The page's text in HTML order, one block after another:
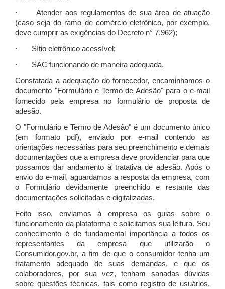
· Atender aos regulamentos de sua área de atuação
(caso seja do ramo de comércio eletrônico, por exemplo,
deve cumprir as exigências do Decreto n° 7.962);
· Sítio eletrônico acessível;
· SAC funcionando de maneira adequada.
Constatada a adequação do fornecedor, encaminhamos o
documento "Formulário e Termo de Adesão" para o e-mail
fornecido pela empresa no formulário de proposta de
adesão.
O "Formulário e Termo de Adesão" é um documento único
(em formato pdf), enviado por e-mail contendo as
orientações necessárias para seu preenchimento e demais
documentações que a empresa deve providenciar para que
possamos dar andamento à tratativa de adesão. Após o
envio do e-mail, aguardamos a resposta da empresa, com
o Formulário devidamente preenchido e restante das
documentações solicitadas e digitalizadas.
Feito isso, enviamos à empresa os guias sobre o
funcionamento da plataforma e solicitamos sua leitura. Seu
conhecimento é de fundamental importância a todos os
representantes da empresa que utilizarão o
Consumidor.gov.br, a fim de que o consumidor tenha um
tratamento adequado de suas demandas, e que os
colaboradores, por sua vez, tenham sanadas dúvidas
sobre questões técnicas, tais como registro de usuários,